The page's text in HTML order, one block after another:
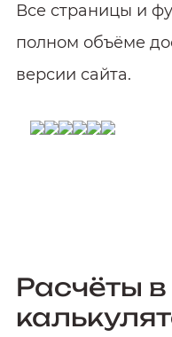
Все страницы и
полном объёме
версии сайта.
Расчёты в